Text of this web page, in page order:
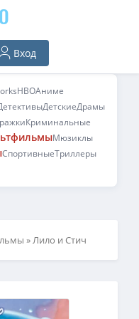
Вход
HBOАниме
ДетскиеДрамы
Криминальные
Мюзиклы
СпортивныеТриллеры
» Лило и Стич